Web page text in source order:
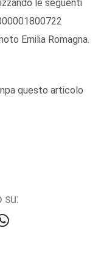
le seguenti
Emilia Romagna.
questo articolo
su: